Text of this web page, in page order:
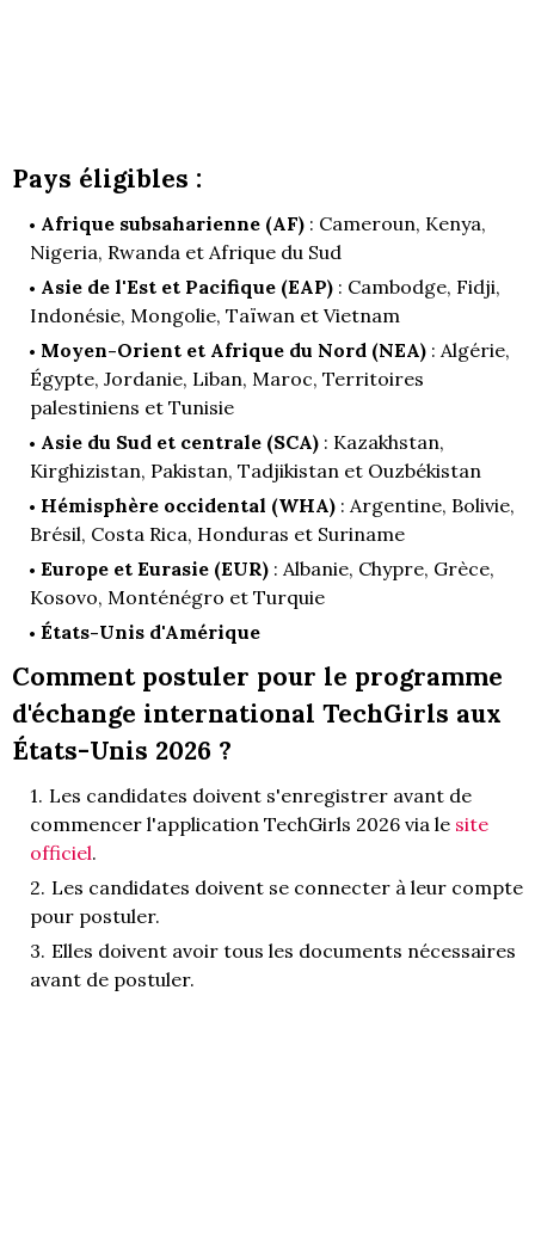
Pays éligibles :
Afrique subsaharienne (AF) : Cameroun, Kenya,
Nigeria, Rwanda et Afrique du Sud
Asie de l'Est et Pacifique (EAP) : Cambodge, Fidji,
Indonésie, Mongolie, Taïwan et Vietnam
Moyen-Orient et Afrique du Nord (NEA) : Algérie,
Égypte, Jordanie, Liban, Maroc, Territoires
palestiniens et Tunisie
Asie du Sud et centrale (SCA) : Kazakhstan,
Kirghizistan, Pakistan, Tadjikistan et Ouzbékistan
Hémisphère occidental (WHA) : Argentine, Bolivie,
Brésil, Costa Rica, Honduras et Suriname
Europe et Eurasie (EUR) : Albanie, Chypre, Grèce,
Kosovo, Monténégro et Turquie
États-Unis d'Amérique
Comment postuler pour le programme
d'échange international TechGirls aux
États-Unis 2026 ?
Les candidates doivent s'enregistrer avant de
commencer l'application TechGirls 2026 via le site
officiel.
Les candidates doivent se connecter à leur compte
pour postuler.
Elles doivent avoir tous les documents nécessaires
avant de postuler.